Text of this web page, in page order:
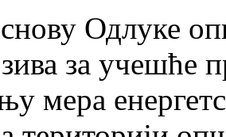
Одлуке
за учешће
мера